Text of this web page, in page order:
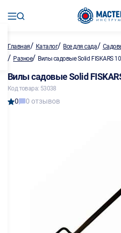
Главная/ Каталог/ Все для сада/
/ Разное/ Вилы садовые Solid FISKARS
Вилы садовые Solid
Код товара: 53038
0 0 отзывов